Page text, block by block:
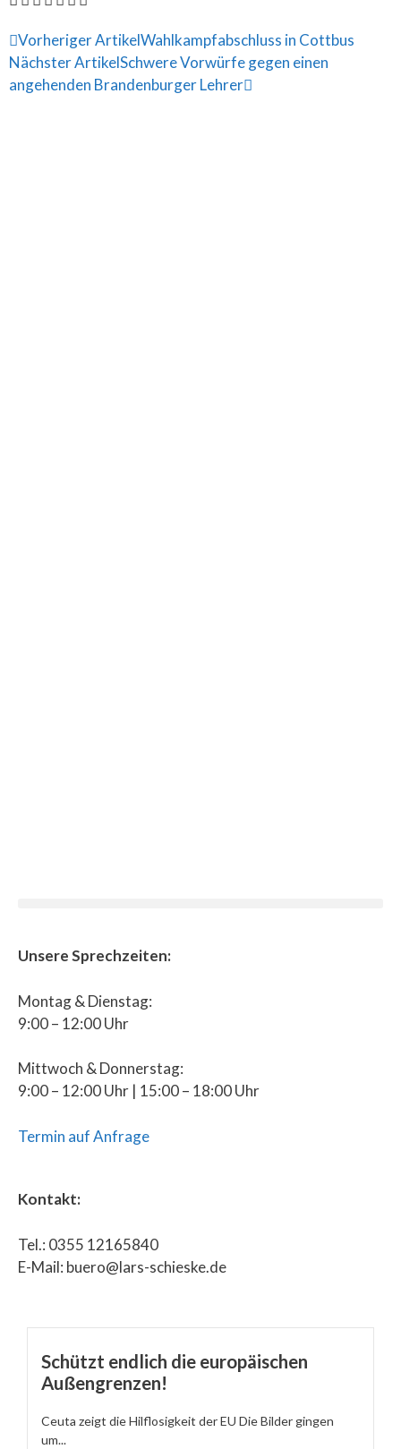
Vorheriger ArtikelWahlkampfabschluss in Cottbus
Nächster ArtikelSchwere Vorwürfe gegen einen
angehenden Brandenburger Lehrer
Unsere Sprechzeiten:
Montag & Dienstag:
9:00 – 12:00 Uhr
Mittwoch & Donnerstag:
9:00 – 12:00 Uhr | 15:00 – 18:00 Uhr
Termin auf Anfrage
Kontakt:
Tel.: 0355 12165840
E-Mail: buero@lars-schieske.de
Schützt endlich die europäischen
Außengrenzen!
Ceuta zeigt die Hilflosigkeit der EU Die Bilder gingen
um...